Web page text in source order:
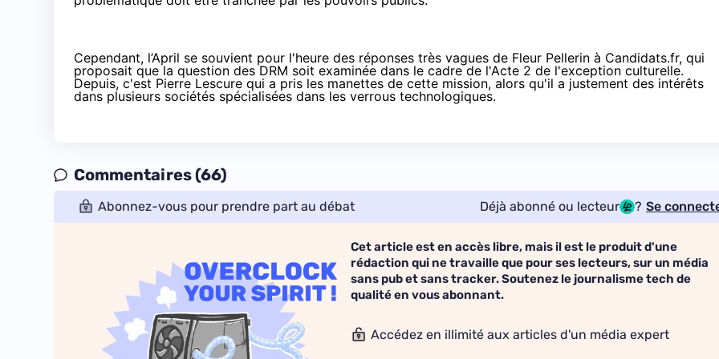
Cependant, l’April se souvient pour l'heure des réponses très vagues de Fleur Pellerin à Candidats.fr, qui
proposait que la question des DRM soit examinée dans le cadre de l'Acte 2 de l'exception culturelle.
Depuis, c'est Pierre Lescure qui a pris les manettes de cette mission, alors qu'il a justement des intérêts
dans plusieurs sociétés spécialisées dans les verrous technologiques.
Commentaires (66)
Abonnez-vous pour prendre part au débat Déjà abonné ou lecteur ? Se
Cet article est en accès libre, mais il est le produit d'une
rédaction qui ne travaille que pour ses lecteurs, sur un média
sans pub et sans tracker. Soutenez le journalisme tech de
qualité en vous abonnant.
Accédez en illimité aux articles d'un média expert